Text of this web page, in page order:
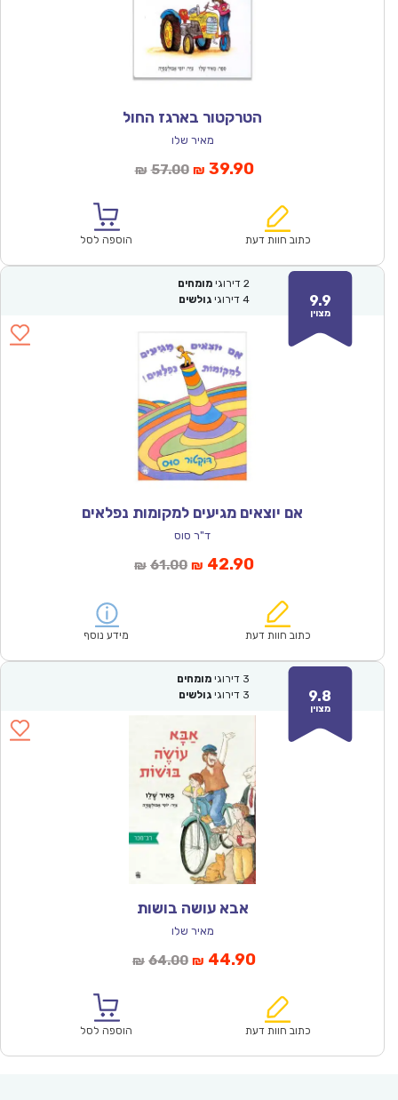
הטרקטור בארגז החול
מאיר שלו
₪ 57.00המחיר
₪57.00.
₪ 39.90המחיר
הוא:
כתוב חוות דעת הוספה לסל
9.9
מצוין
2 דירוגי מומחים
4 דירוגי גולשים
אם יוצאים מגיעים למקומות נפלאים
ד"ר סוס
₪ 61.00המחיר
₪61.00.
₪ 42.90המחיר
הוא:
כתוב חוות דעת מידע נוסף
9.8
מצוין
3 דירוגי מומחים
3 דירוגי גולשים
אבא עושה בושות
מאיר שלו
₪ 64.00המחיר
₪64.00.
₪ 44.90המחיר
הוא:
כתוב חוות דעת הוספה לסל